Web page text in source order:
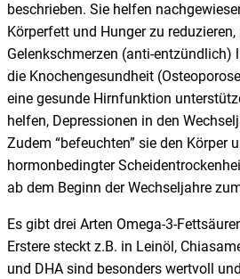
beschrieben. Sie helfen
Körperfett und Hunger zu reduzieren,
Gelenkschmerzen (anti-entzündlich)
die Knochengesundheit
eine gesunde Hirnfunktion
helfen, Depressionen in den
Zudem “befeuchten” sie den Körper
hormonbedingter
ab dem Beginn der Wechseljahre
Es gibt drei Arten Omega-3-
Erstere steckt z.B. in Leinöl,
und DHA sind besonders wertvoll